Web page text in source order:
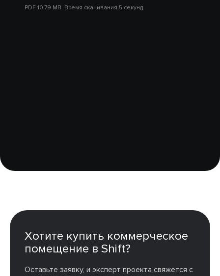
PDF 10.79 MB. Время скачивания 5 секунд.
Хотите купить коммерческое
помещение в Shift?
Оставьте заявку, и эксперт проекта свяжется с